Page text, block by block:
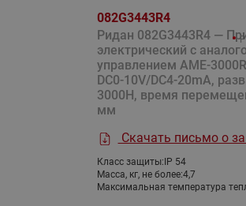
082G3443R4
Ридан 082G3443R4 —
электрический с
управлением AME-
DC0-10V/DC4-20mA,
3000Н, время
мм
Скачать письмо о
Класс защиты: IP 54
Масса, кг, не более:4,7
Максимальная температура